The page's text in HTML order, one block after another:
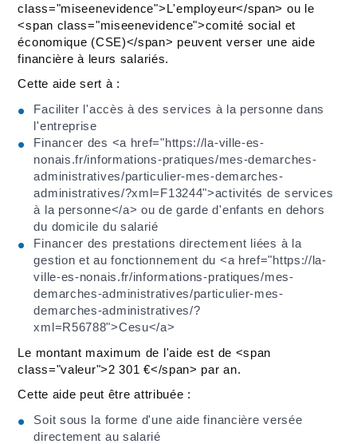
class="miseenevidence">L'employeur</span> ou le
<span class="miseenevidence">comité social et
économique (CSE)</span> peuvent verser une aide
financière à leurs salariés.
Cette aide sert à :
Faciliter l'accès à des services à la personne dans
l'entreprise
Financer des <a href="https://la-ville-es-
nonais.fr/informations-pratiques/mes-demarches-
administratives/particulier-mes-demarches-
administratives/?xml=F13244">activités de services
à la personne</a> ou de garde d'enfants en dehors
du domicile du salarié
Financer des prestations directement liées à la
gestion et au fonctionnement du <a href="https://la-
ville-es-nonais.fr/informations-pratiques/mes-
demarches-administratives/particulier-mes-
demarches-administratives/?
xml=R56788">Cesu</a>
Le montant maximum de l'aide est de <span
class="valeur">2 301 €</span> par an.
Cette aide peut être attribuée :
Soit sous la forme d'une aide financière versée
directement au salarié